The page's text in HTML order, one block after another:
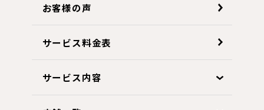
お客様の声
サービス料金表
サービス内容